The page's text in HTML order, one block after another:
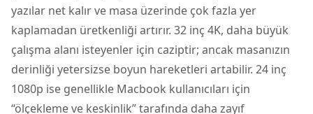
yazılar net kalır ve masa üzerinde çok fazla yer
kaplamadan üretkenliği artırır. 32 inç 4K, daha büyük
çalışma alanı isteyenler için caziptir; ancak masanızın
derinliği yetersizse boyun hareketleri artabilir. 24 inç
1080p ise genellikle Macbook kullanıcıları için
“ölçekleme ve keskinlik” tarafında daha zayıf